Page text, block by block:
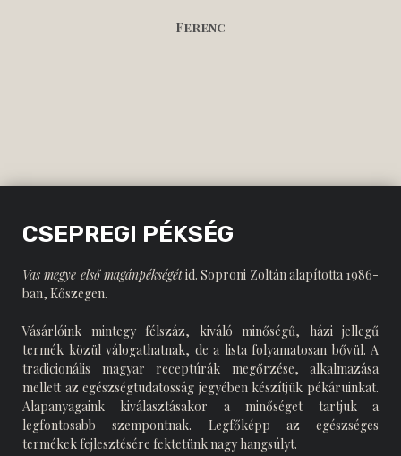
Ferenc
CSEPREGI PÉKSÉG
Vas megye első magánpékségétid. Soproni Zoltán alapította 1986-
ban, Kőszegen.
Vásárlóink mintegy félszáz, kiváló minőségű, házi jellegű
termék közül válogathatnak, de a lista folyamatosan bővül. A
tradicionális magyar receptúrák megőrzése, alkalmazása
mellett az egészségtudatosság jegyében készítjük pékáruinkat.
Alapanyagaink kiválasztásakor a minőséget tartjuk a
legfontosabb szempontnak. Legfőképp az egészséges
termékek fejlesztésére fektetünk nagy hangsúlyt.